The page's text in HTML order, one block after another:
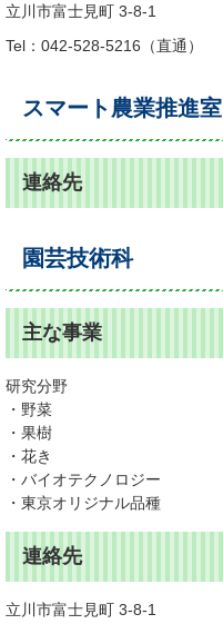
立川市富士見町 3-8-1
Tel：042-528-5216
直通
スマート農業推進室
連絡先
園芸技術科
主な事業
研究分野
・野菜
・果樹
・花き
・バイオテクノロジー
・東京オリジナル品種
連絡先
立川市富士見町 3-8-1